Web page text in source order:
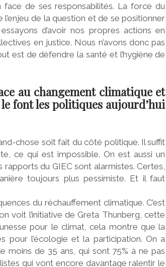
de ses responsabilités. La force du
de la question et de se positionner
d’avoir nos propres actions en
en justice. Nous n’avons donc pas
est de défendre la santé et l’hygiène de
au changement climatique et
font les politiques aujourd’hui
chose soit fait du côté politique. Il suffit
ce qui est impossible. On est aussi un
du GIEC sont alarmistes. Certes,
toujours plus pessimiste. Et il faut
du réchauffement climatique. C’est
voit l’initiative de Greta Thunberg, cette
pour le climat, cela montre que la
pour l’écologie et la participation. On a
moins de 35 ans, qui sont 75% à ne pas
qui vont encore davantage ralentir le